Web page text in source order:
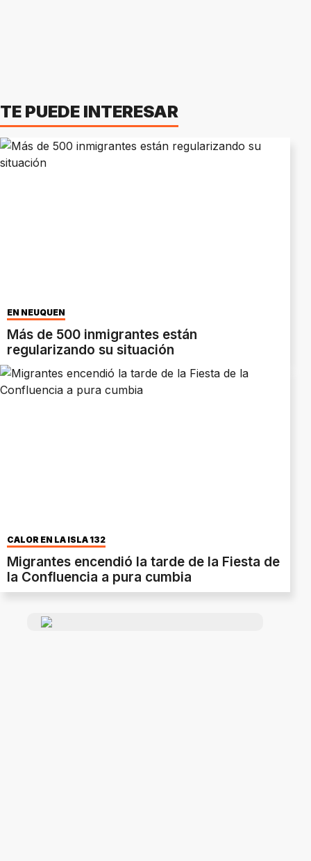
TE PUEDE INTERESAR
EN NEUQUÉN
Más de 500 inmigrantes están
regularizando su situación
CALOR EN LA ISLA 132
Migrantes encendió la tarde de la Fiesta de
la Confluencia a pura cumbia